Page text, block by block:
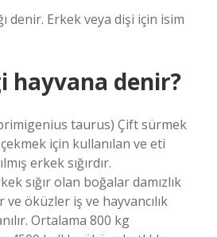
denir. Erkek veya dişi için isim
hayvana denir?
taurus) Çift sürmek
için kullanılan ve eti
erkek sığırdır.
sığır olan boğalar damızlık
ve öküzler iş ve hayvancılık
Ortalama 800 kg